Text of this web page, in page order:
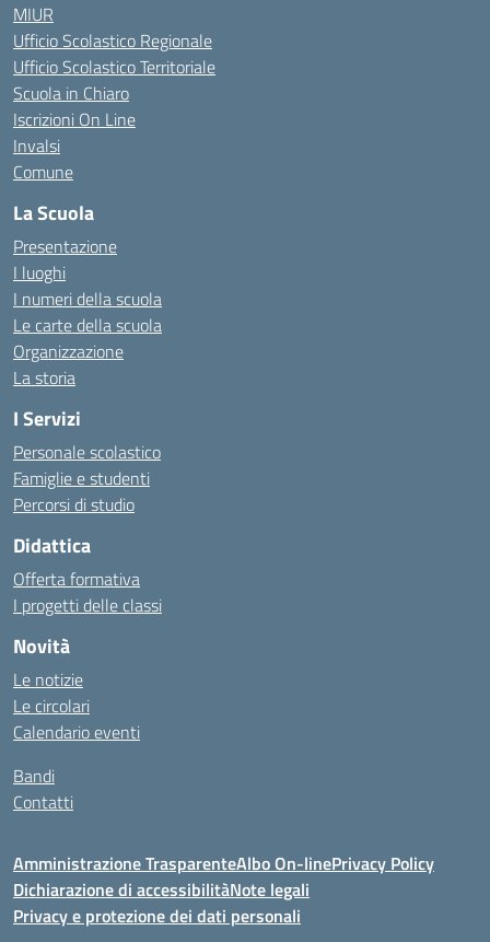
MIUR
Ufficio Scolastico Regionale
Ufficio Scolastico Territoriale
Scuola in Chiaro
Iscrizioni On Line
Invalsi
Comune
La Scuola
Presentazione
I luoghi
I numeri della scuola
Le carte della scuola
Organizzazione
La storia
I Servizi
Personale scolastico
Famiglie e studenti
Percorsi di studio
Didattica
Offerta formativa
I progetti delle classi
Novità
Le notizie
Le circolari
Calendario eventi
Bandi
Contatti
Amministrazione TrasparenteAlbo On-linePrivacy Policy
Dichiarazione di accessibilitàNote legali
Privacy e protezione dei dati personali